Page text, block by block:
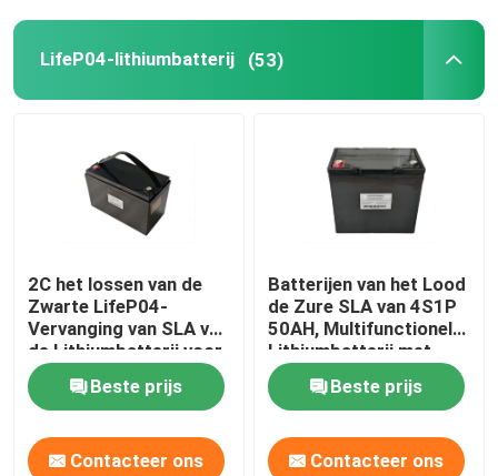
LifeP04-lithiumbatterij (53)
2C het lossen van de
Zwarte LifeP04-
Vervanging van SLA van
de Lithiumbatterij voor
Kampeerauto Van
BackupBeste prijs
Contacteer ons
Batterijen van het Lood
de Zure SLA van 4S1P
50AH, Multifunctionele
Lithiumbatterij met
BMS
Beste prijs
Contacteer ons